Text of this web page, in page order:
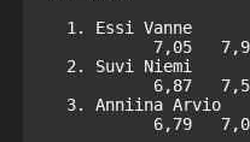
1. Essi Vanne
7,05
2. Suvi Niemi
6,87
3. Anniina Arvio
6,79